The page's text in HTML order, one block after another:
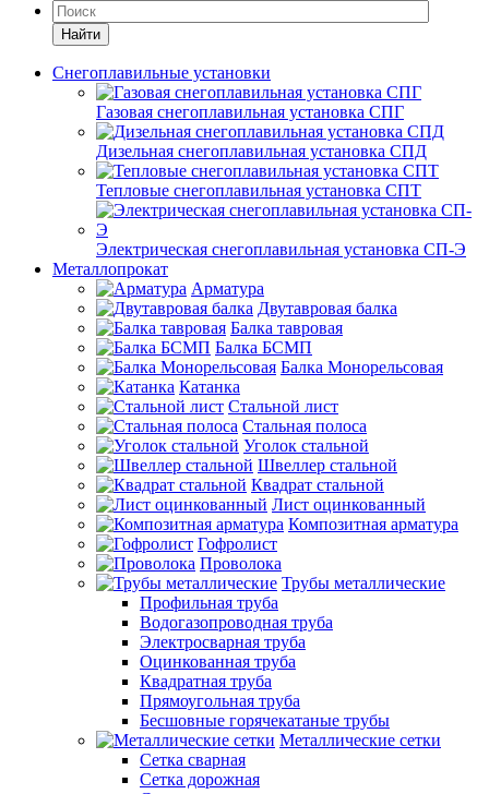
Найти
Снегоплавильные установки
Газовая снегоплавильная установка СПГ
Дизельная снегоплавильная установка СПД
Тепловые снегоплавильная установка СПТ
Электрическая снегоплавильная установка СП-Э
Металлопрокат
Арматура
Двутавровая балка
Балка тавровая
Балка БСМП
Балка Монорельсовая
Катанка
Стальной лист
Стальная полоса
Уголок стальной
Швеллер стальной
Квадрат стальной
Лист оцинкованный
Композитная арматура
Гофролист
Проволока
Трубы металлические
Профильная труба
Водогазопроводная труба
Электросварная труба
Оцинкованная труба
Квадратная труба
Прямоугольная труба
Бесшовные горячекатаные трубы
Металлические сетки
Сетка сварная
Сетка дорожная